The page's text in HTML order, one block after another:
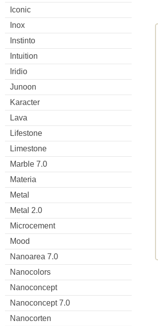
Iconic
Inox
Instinto
Intuition
Iridio
Junoon
Karacter
Lava
Lifestone
Limestone
Marble 7.0
Materia
Metal
Metal 2.0
Microcement
Mood
Nanoarea 7.0
Nanocolors
Nanoconcept
Nanoconcept 7.0
Nanocorten